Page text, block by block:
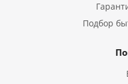
Подбор